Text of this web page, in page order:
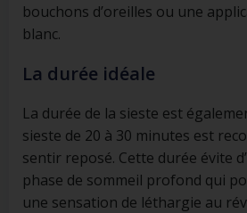
bouchons d’oreilles ou une
blanc.
La durée idéale
La durée de la sieste est
sieste de 20 à 30 minutes est
sentir reposé. Cette durée évite
phase de sommeil profond qui
une sensation de léthargie au